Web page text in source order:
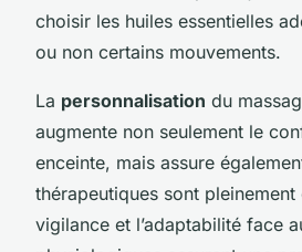
choisir les huiles essentielles
ou non certains mouvements.
La personnalisation du
augmente non seulement le
enceinte, mais assure
thérapeutiques sont pleinement
vigilance et l’adaptabilité face